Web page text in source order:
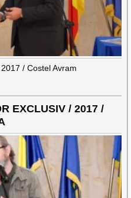
/ Costel Avram
EXCLUSIV / 2017 /